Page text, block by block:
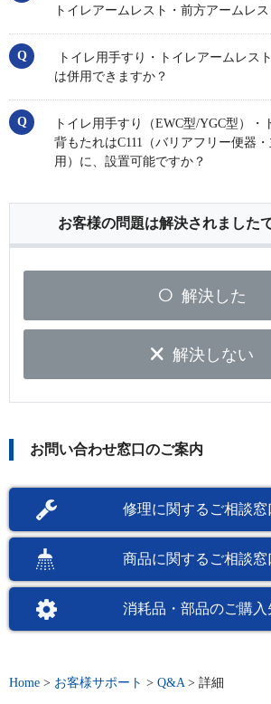
トイレアームレスト・前方アームレ
トイレ用手すり・トイレアームレス
は併用できますか？
トイレ用手すり（EWC型/YGC型）・
背もたれはC111（バリアフリー便器
用）に、設置可能ですか？
お客様の問題は解決されました
解決した
解決しない
お問い合わせ窓口のご案内
修理に関するご相談窓
商品に関するご相談窓
消耗品・部品のご購入
Home > お客様サポート > Q&A > 詳細